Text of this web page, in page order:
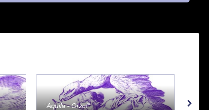
Aquila - Orzeł